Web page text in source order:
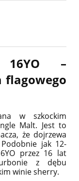
16YO –
flagowego
w szkockim
Malt. Jest to
że dojrzewa
jak 12-
przez 16 lat
z dębu
winie sherry.